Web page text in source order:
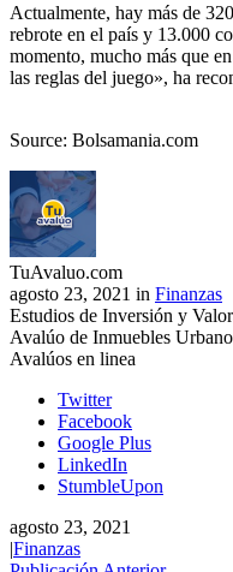
Actualmente, hay más de
rebrote en el país y 13.000
momento, mucho más que
las reglas del juego», ha
Source: Bolsamania.com
TuAvaluo.com
agosto 23, 2021 in Finanzas
Estudios de Inversión y
Avalúo de Inmuebles
Avalúos en linea
Twitter
Facebook
Google Plus
LinkedIn
StumbleUpon
agosto 23, 2021
|Finanzas